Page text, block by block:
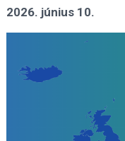
2026. június 10.